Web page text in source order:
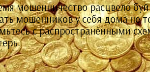
мошенничество расцвело
мошенников у себя дома не
с распространёнными